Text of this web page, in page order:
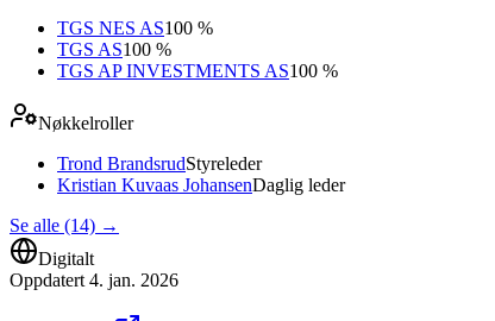
TGS NES AS100 %
TGS AS100 %
TGS AP INVESTMENTS AS100 %
Nøkkelroller
Trond BrandsrudStyreleder
Kristian Kuvaas JohansenDaglig leder
Se alle (14) →
Digitalt
Oppdatert 4. jan. 2026